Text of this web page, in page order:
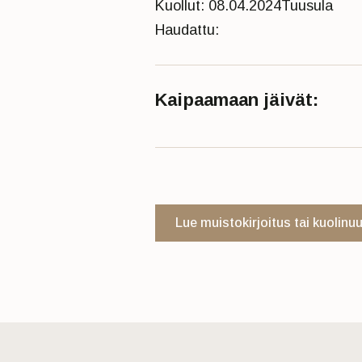
Kuollut: 08.04.2024Tuusula
Haudattu:
Kaipaamaan jäivät:
Lue muistokirjoitus tai